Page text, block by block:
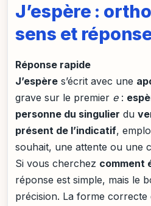
J’espère :
sens et
Réponse rapide
J’espère s’écrit avec une
grave sur le premier e:
personne du singulier du
présent de l’indicatif,
souhait, une attente ou une
Si vous cherchez comment
réponse est simple, mais le
précision. La forme correcte